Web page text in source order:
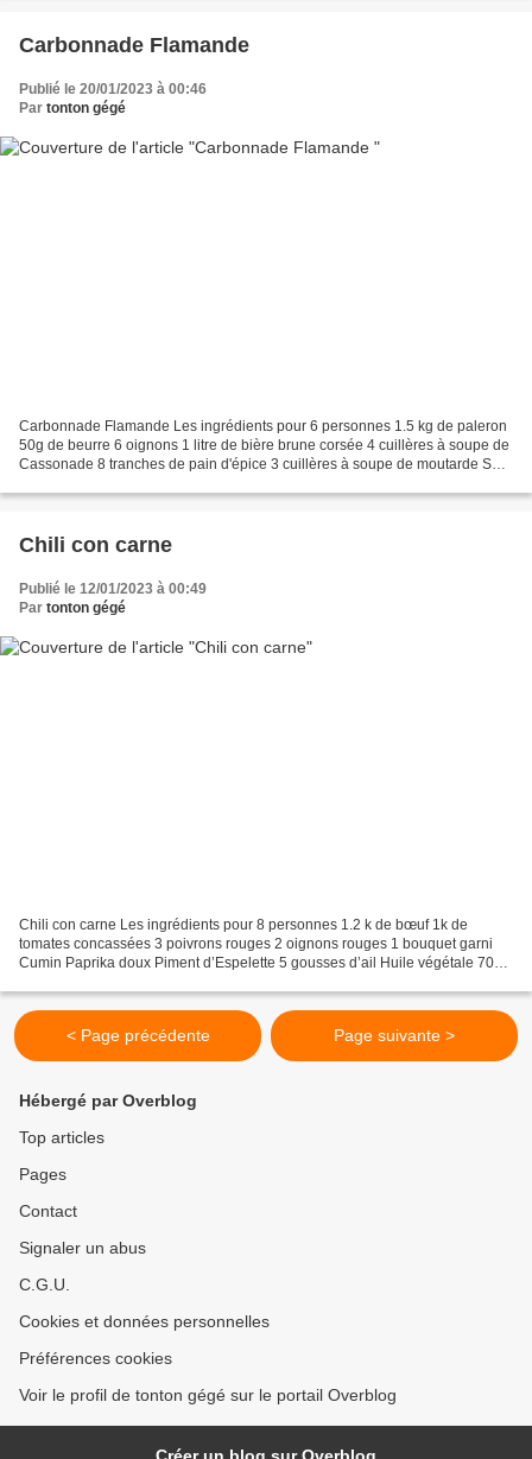
Carbonnade Flamande
Publié le 20/01/2023 à 00:46
Par tonton gégé
Carbonnade Flamande Les ingrédients pour 6 personnes 1.5 kg de paleron
50g de beurre 6 oignons 1 litre de bière brune corsée 4 cuillères à soupe de
Cassonade 8 tranches de pain d'épice 3 cuillères à soupe de moutarde Sel
Chili con carne
Publié le 12/01/2023 à 00:49
Par tonton gégé
Chili con carne Les ingrédients pour 8 personnes 1.2 k de bœuf 1k de
tomates concassées 3 poivrons rouges 2 oignons rouges 1 bouquet garni
Cumin Paprika doux Piment d’Espelette 5 gousses d’ail Huile végétale 700g
< Page précédente Page suivante >
Hébergé par Overblog
Top articles
Pages
Contact
Signaler un abus
C.G.U.
Cookies et données personnelles
Préférences cookies
Voir le profil de tonton gégé sur le portail Overblog